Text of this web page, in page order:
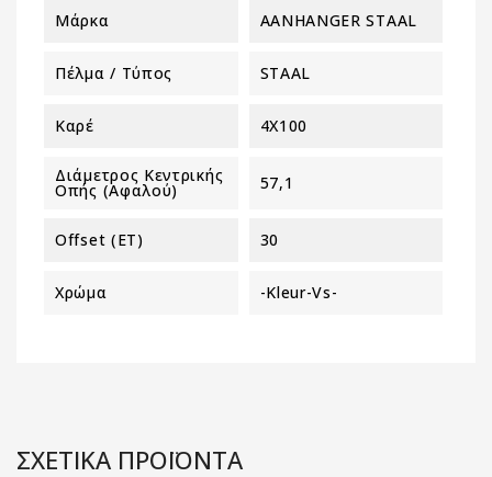
Μάρκα AANHANGER STAAL
Πέλμα / Τύπος STAAL
Καρέ 4X100
Διάμετρος Κεντρικής
Οπής (αφαλού) 57,1
Offset (ET) 30
Χρώμα -kleur-Vs-
ΣΧΕΤΙΚΑ ΠΡΟΪΟΝΤΑ